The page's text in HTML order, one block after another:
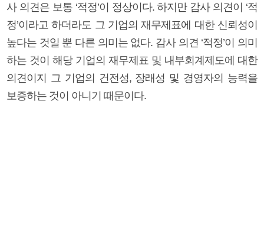
사 의견은 보통 ‘적정’이 정상이다. 하지만 감사 의견이 ‘적
정’이라고 하더라도 그 기업의 재무제표에 대한 신뢰성이
높다는 것일 뿐 다른 의미는 없다. 감사 의견 ‘적정’이 의미
하는 것이 해당 기업의 재무제표 및 내부회계제도에 대한
의견이지 그 기업의 건전성, 장래성 및 경영자의 능력을
보증하는 것이 아니기 때문이다.